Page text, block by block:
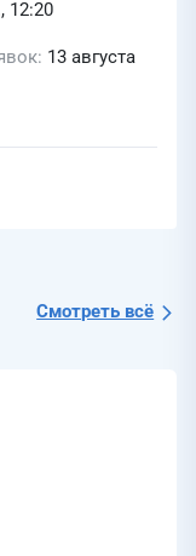
12:20
13 августа
Смотреть всё